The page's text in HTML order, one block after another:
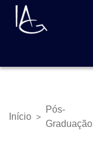
Pular
para
Trilha
Início >
Pós-
Graduação